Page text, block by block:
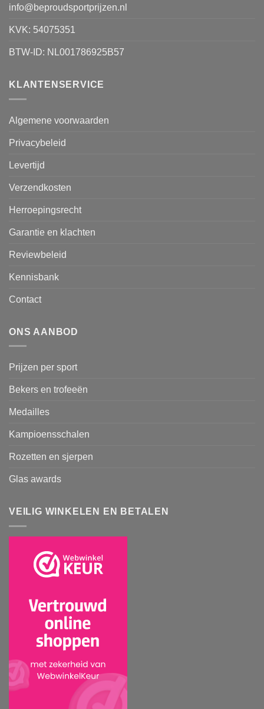
info@beproudsportprijzen.nl
KVK: 54075351
BTW-ID: NL001786925B57
KLANTENSERVICE
Algemene voorwaarden
Privacybeleid
Levertijd
Verzendkosten
Herroepingsrecht
Garantie en klachten
Reviewbeleid
Kennisbank
Contact
ONS AANBOD
Prijzen per sport
Bekers en trofeeën
Medailles
Kampioensschalen
Rozetten en sjerpen
Glas awards
VEILIG WINKELEN EN BETALEN